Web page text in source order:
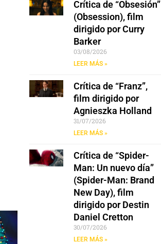
Crítica de “Obsesión”
(Obsession), film
dirigido por Curry
Barker
03/08/2026
LEER MÁS »
Crítica de “Franz”,
film dirigido por
Agnieszka Holland
31/07/2026
LEER MÁS »
Crítica de “Spider-
Man: Un nuevo día”
(Spider-Man: Brand
New Day), film
dirigido por Destin
Daniel Cretton
30/07/2026
LEER MÁS »